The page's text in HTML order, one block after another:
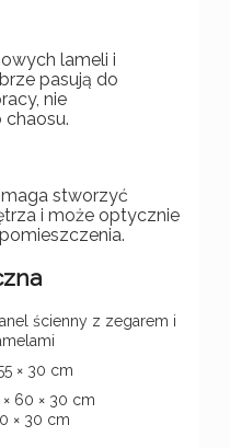
lameli i
pasują do
nie
stworzyć
i może optycznie
ścienny z zegarem i
× 30 cm
× 60 × 30 cm
× 30 cm